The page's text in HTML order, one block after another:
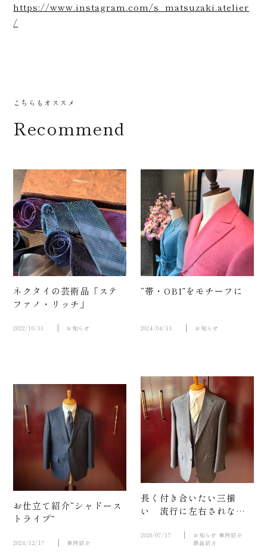
店舗
案内
紹介
https://www.instagram.com/s_matsuzaki.atelier
/
こちらもオススメ
Recommend
ネクタイの芸術品「ステ
ファノ・リッチ」
2022/10/31 お知らせ
“帯・OBI”をモチーフに
2024/04/11 お知らせ
お仕立て紹介“シャドース
トライプ”
2024/12/17 事例紹介
長く付き合いたい三揃
い 流行に左右されない
LONDON-MASTER OF
2026/07/17 お知らせ 事例紹介
商品紹介